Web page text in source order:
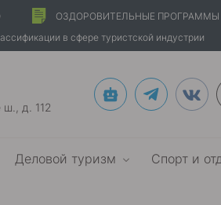
ОЗДОРОВИТЕЛЬНЫЕ ПРОГРАММЫ
в сфере туристской индустрии
д. 112
Деловой туризм Спорт и